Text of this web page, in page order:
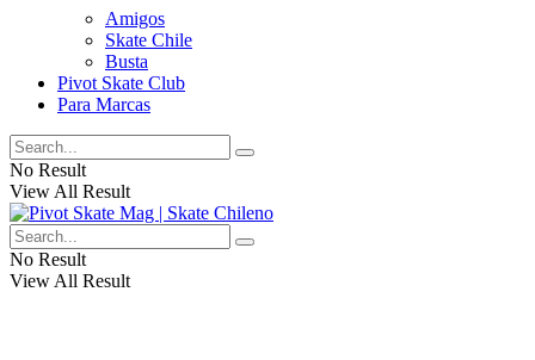
Amigos
Skate Chile
Busta
Pivot Skate Club
Para Marcas
No Result
View All Result
No Result
View All Result